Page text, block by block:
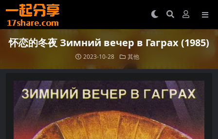
怀恋的冬夜 Зимний вечер в Гаграх (1985)
2023-10-28 其他